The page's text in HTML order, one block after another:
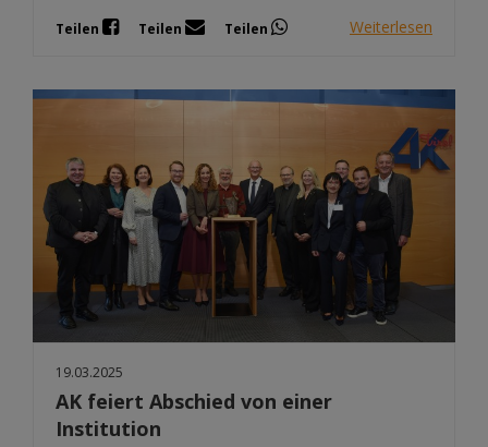
Teilen Teilen Teilen Weiterlesen
19.03.2025
AK feiert Abschied von einer
Institution